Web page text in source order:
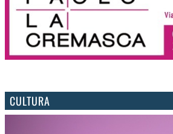
CULTURA